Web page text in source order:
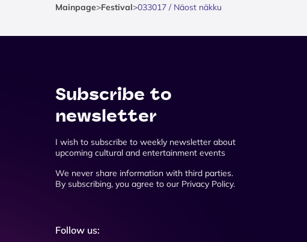
Mainpage>Festival>033017 / Näost näkku
Subscribe to
newsletter
I wish to subscribe to weekly newsletter about
upcoming cultural and entertainment events
We never share information with third parties.
By subscribing, you agree to our Privacy Policy.
Follow us: